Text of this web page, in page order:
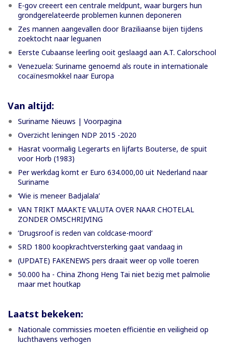
E-gov creeert een centrale meldpunt, waar burgers hun
grondgerelateerde problemen kunnen deponeren
Zes mannen aangevallen door Braziliaanse bijen tijdens
zoektocht naar leguanen
Eerste Cubaanse leerling ooit geslaagd aan A.T. Calorschool
Venezuela: Suriname genoemd als route in internationale
cocaïnesmokkel naar Europa
Van altijd:
Suriname Nieuws | Voorpagina
Overzicht leningen NDP 2015 -2020
Hasrat voormalig Legerarts en lijfarts Bouterse, de spuit
voor Horb (1983)
Per werkdag komt er Euro 634.000,00 uit Nederland naar
Suriname
‘Wie is meneer Badjalala’
VAN TRIKT MAAKTE VALUTA OVER NAAR CHOTELAL
ZONDER OMSCHRIJVING
’Drugsroof is reden van coldcase-moord’
SRD 1800 koopkrachtversterking gaat vandaag in
(UPDATE) FAKENEWS pers draait weer op volle toeren
50.000 ha - China Zhong Heng Tai niet bezig met palmolie
maar met houtkap
Laatst bekeken:
Nationale commissies moeten efficiëntie en veiligheid op
luchthavens verhogen